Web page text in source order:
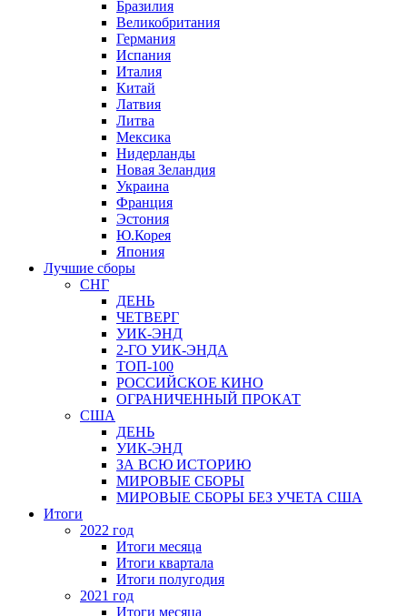
Бразилия
Великобритания
Германия
Испания
Италия
Китай
Латвия
Литва
Мексика
Нидерланды
Новая Зеландия
Украина
Франция
Эстония
Ю.Корея
Япония
Лучшие сборы
СНГ
ДЕНЬ
ЧЕТВЕРГ
УИК-ЭНД
2-ГО УИК-ЭНДА
ТОП-100
РОССИЙСКОЕ КИНО
ОГРАНИЧЕННЫЙ ПРОКАТ
США
ДЕНЬ
УИК-ЭНД
ЗА ВСЮ ИСТОРИЮ
МИРОВЫЕ СБОРЫ
МИРОВЫЕ СБОРЫ БЕЗ УЧЕТА США
Итоги
2022 год
Итоги месяца
Итоги квартала
Итоги полугодия
2021 год
Итоги месяца